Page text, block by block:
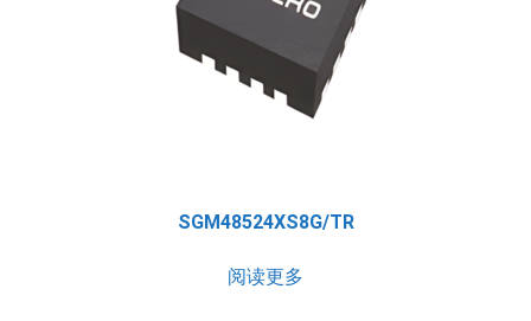
SGM48524XS8G/TR
阅读更多